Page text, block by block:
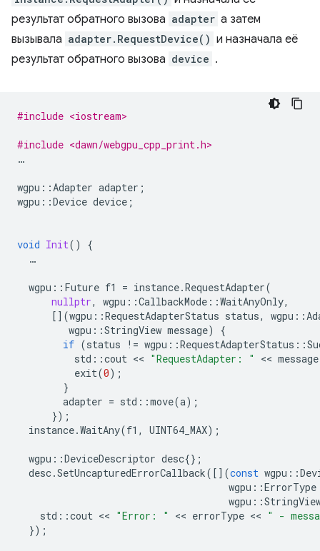
результат обратного вызова adapter а затем
вызывала adapter.RequestDevice() и назначала её
результат обратного вызова device .
#include <iostream>
#include <dawn/webgpu_cpp_print.h>
…
wgpu ::Adapter adapter ;
wgpu ::Device device ;
void Init()
{
…
wgpu :: Future f1 = instance.RequestAdapter(
nullptr, wgpu ::CallbackMode ::WaitAnyOnly,
[](wgpu ::RequestAdapterStatus status, wgpu ::
wgpu ::StringView message)
{
if (status != wgpu ::RequestAdapterStatus ::
std ::cout << "RequestAdapter: " << message
exit(0);
}
adapter = std ::move(a);
});
instance.WaitAny(f1 , UINT64_MAX);
wgpu ::DeviceDescriptor desc{};
desc.SetUncapturedErrorCallback([](const wgpu ::
wgpu ::ErrorType
wgpu ::
std ::cout << "Error: " << errorType << " -
});